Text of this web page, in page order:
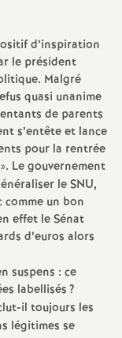
e
n
t
s
d
e
S
d’inspiration
le président
Malgré
quasi unanime
de parents
s’entête et lance
pour la rentrée
». Le gouvernement
le SNU,
un bon
effet le Sénat
d’euros alors
suspens : ce
labellisés?
il toujours les
légitimes se